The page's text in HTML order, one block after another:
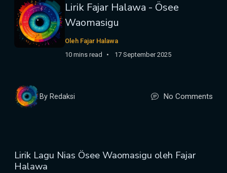
Lirik Fajar Halawa - Ösee
Waomasigu
Oleh Fajar Halawa
10 mins read
17 September 2025
By Redaksi No Comments
Lirik Lagu Nias Ösee Waomasigu oleh Fajar
Halawa